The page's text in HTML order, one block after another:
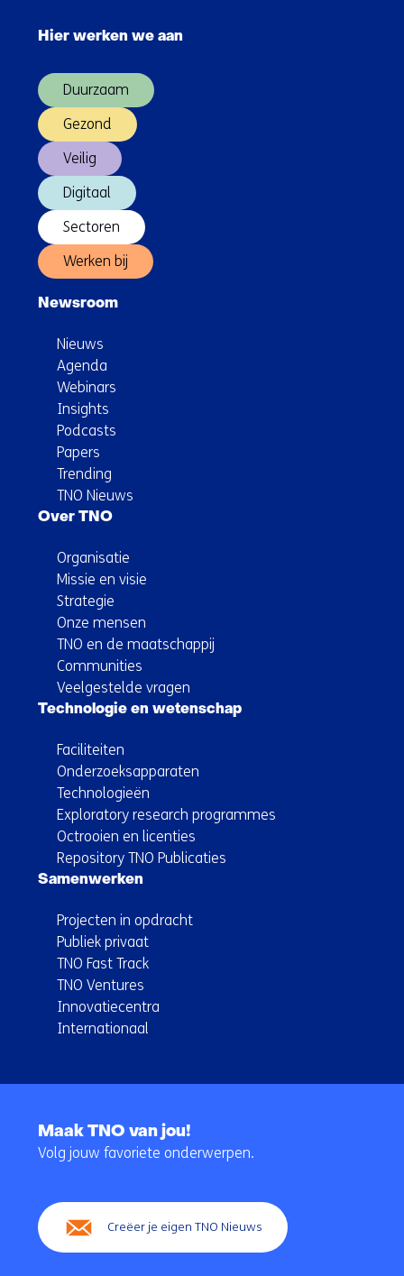
en
intelligence
helpen
bij
Hier werken we aan
Duurzaam
Gezond
Veilig
Digitaal
Sectoren
Werken bij
Newsroom
Nieuws
Agenda
Webinars
Insights
Podcasts
Papers
Trending
TNO Nieuws
Over TNO
Organisatie
Missie en visie
Strategie
Onze mensen
TNO en de maatschappij
Communities
Veelgestelde vragen
Technologie en wetenschap
Faciliteiten
Onderzoeksapparaten
Technologieën
Exploratory research programmes
Octrooien en licenties
Repository TNO Publicaties
Samenwerken
Projecten in opdracht
Publiek privaat
TNO Fast Track
TNO Ventures
Innovatiecentra
Internationaal
navigatie
Maak TNO van jou!
Volg jouw favoriete onderwerpen.
Creëer je eigen TNO Nieuws